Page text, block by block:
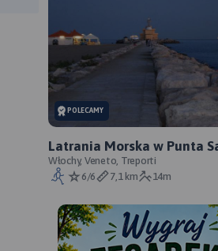
POLECAMY
Latrania Morska w Punta
Włochy, Veneto, Treporti
6/6
7,1 km 14m